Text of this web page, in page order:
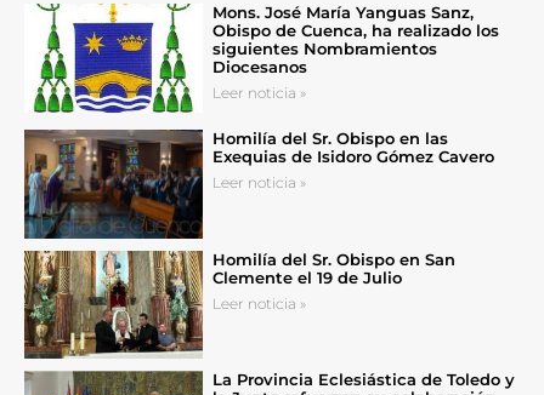
Mons. José María Yanguas Sanz,
Obispo de Cuenca, ha realizado los
siguientes Nombramientos
Diocesanos
Leer noticia »
Homilía del Sr. Obispo en las
Exequias de Isidoro Gómez Cavero
Leer noticia »
Homilía del Sr. Obispo en San
Clemente el 19 de Julio
Leer noticia »
La Provincia Eclesiástica de Toledo y